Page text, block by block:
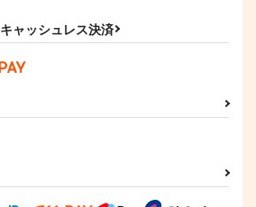
キャッシュレス決済